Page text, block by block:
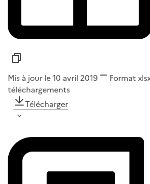
Mis à jour le 10 avril 2019 Format
téléchargements
Télécharger